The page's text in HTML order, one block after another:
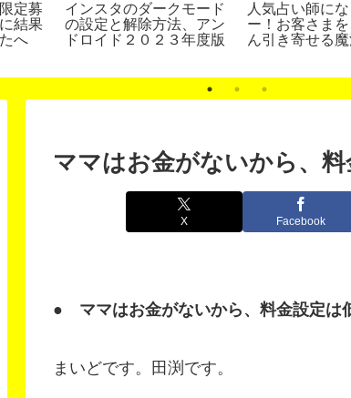
定募
結果
へ
インスタのダークモード
の設定と解除方法、アン
ドロイド２０２３年度版
人気占い師に
ー！お客さま
ん引き寄せる
ママはお金がないから、
X Facebook
● ママはお金がないから、料金設定は
まいどです。田渕です。